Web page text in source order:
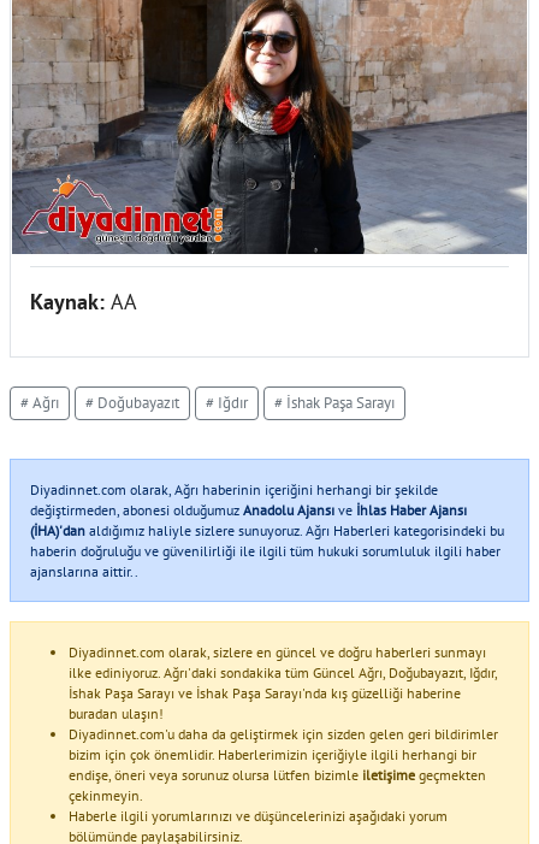
Kaynak: AA
# Ağrı # Doğubayazıt # Iğdır # İshak Paşa Sarayı
Diyadinnet.com olarak, Ağrı haberinin içeriğini herhangi bir şekilde
değiştirmeden, abonesi olduğumuz Anadolu Ajansı ve İhlas Haber Ajansı
(İHA)'dan aldığımız haliyle sizlere sunuyoruz. Ağrı Haberleri kategorisindeki bu
haberin doğruluğu ve güvenilirliği ile ilgili tüm hukuki sorumluluk ilgili haber
ajanslarına aittir..
Diyadinnet.com olarak, sizlere en güncel ve doğru haberleri sunmayı
ilke ediniyoruz. Ağrı'daki sondakika tüm Güncel Ağrı, Doğubayazıt, Iğdır,
İshak Paşa Sarayı ve İshak Paşa Sarayı'nda kış güzelliği haberine
buradan ulaşın!
Diyadinnet.com'u daha da geliştirmek için sizden gelen geri bildirimler
bizim için çok önemlidir. Haberlerimizin içeriğiyle ilgili herhangi bir
endişe, öneri veya sorunuz olursa lütfen bizimle iletişime geçmekten
çekinmeyin.
Haberle ilgili yorumlarınızı ve düşüncelerinizi aşağıdaki yorum
bölümünde paylaşabilirsiniz.